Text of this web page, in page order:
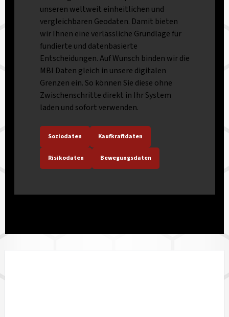
unseren weltweit einheitlichen und
vergleichbaren Geodaten. Damit bieten
wir Ihnen eine verlässliche Grundlage für
fundierte und datenbasierte
Entscheidungen. Auf Wunsch binden wir die
MBI Daten gleich in unsere digitalen
Grenzen ein. So können Sie diese ohne
Zwischenschritte direkt in Ihr System
laden und sofort verwenden.
Soziodaten Kaufkraftdaten
Risikodaten Bewegungsdaten